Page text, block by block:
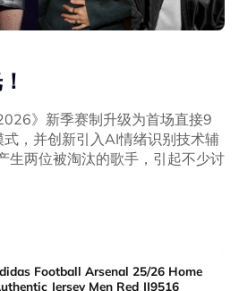
》新季赛制升级为首场直接9
，并创新引入AI情绪识别技术辅
生两位被淘汰的歌手，引起不少讨
Football Arsenal 25/26 Home
Jersey Men Red JI9516